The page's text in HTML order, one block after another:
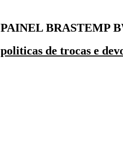
PAINEL BRASTEMP
politicas de trocas e